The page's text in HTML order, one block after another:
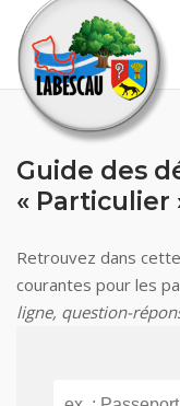
content
Guide des
« Particulier
Retrouvez dans
courantes pour les
ligne, question-